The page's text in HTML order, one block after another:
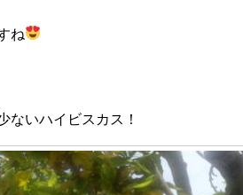
ね
ないハイビスカス！